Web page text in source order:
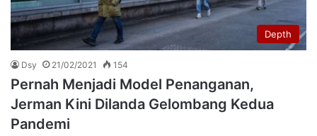
Depth
Dsy 21/02/2021 154
Pernah Menjadi Model Penanganan,
Jerman Kini Dilanda Gelombang Kedua
Pandemi